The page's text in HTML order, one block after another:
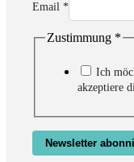
Email *
Zustimmung *
Ich
akzeptiere
Newsletter